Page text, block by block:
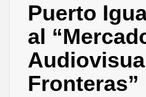
Puerto
al
Fronteras”